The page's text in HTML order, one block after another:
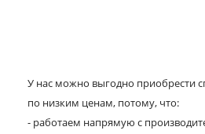
У нас можно выгодно приобрести
по низким ценам, потому, что:
- работаем напрямую с